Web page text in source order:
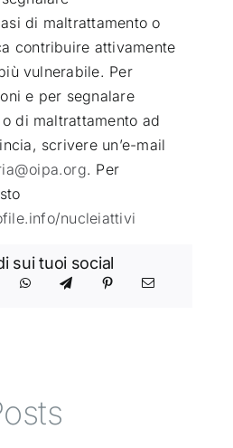
di maltrattamento o
contribuire attivamente
vulnerabile. Per
e per segnalare
di maltrattamento ad
scrivere un’e-mail
. Per
nucleiattivi
sui tuoi social